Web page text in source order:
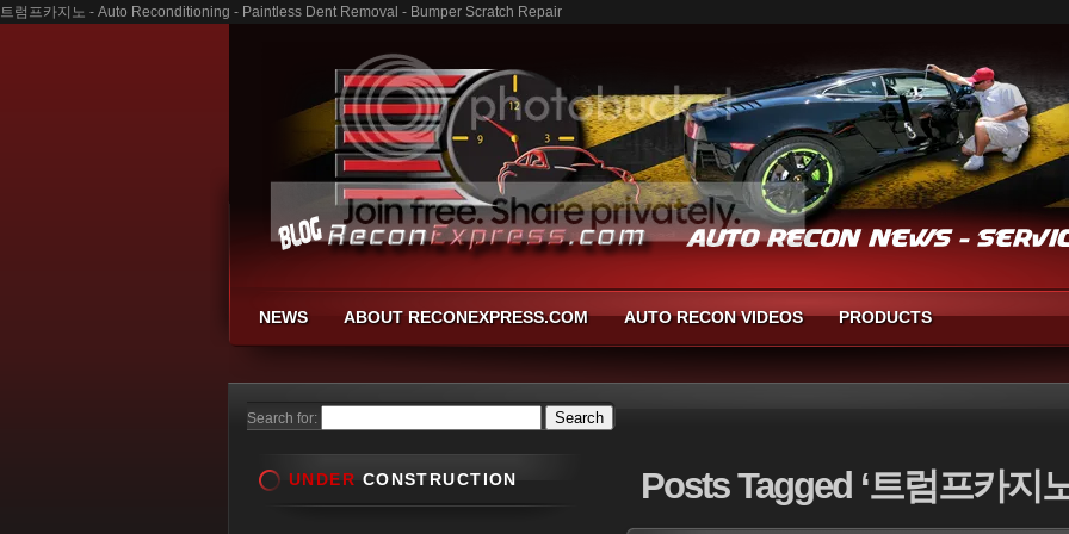
트럼프카지노 - Auto Reconditioning - Paintless Dent Removal - Bumper Scratch Repair
NEWS ABOUT RECONEXPRESS.COM AUTO RECON VIDEOS PRODUCTS
Search for:
PostsTagged ‘트럼프카지
UNDER CONSTRUCTION